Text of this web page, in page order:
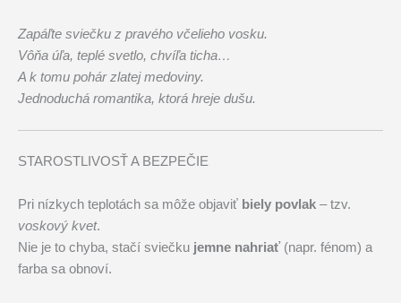
Zapáľte sviečku z pravého včelieho vosku.
Vôňa úľa, teplé svetlo, chvíľa ticha…
A k tomu pohár zlatej medoviny.
Jednoduchá romantika, ktorá hreje dušu.
STAROSTLIVOSŤ A BEZPEČIE
Pri nízkych teplotách sa môže objaviť biely povlak – tzv.
voskový kvet.
Nie je to chyba, stačí sviečku jemne nahriať (napr. fénom) a
farba sa obnoví.